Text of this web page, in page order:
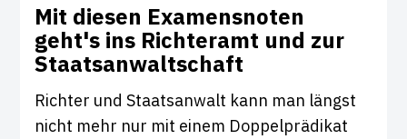
Mit diesen Exa­mens­noten
geht's ins Rich­teramt und zur
Staats­an­walt­schaft
Richter und Staatsanwalt kann man längst
nicht mehr nur mit einem Doppelprädikat